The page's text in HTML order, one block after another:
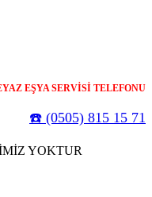
EŞYA SERVİSİ TELEFONU
☎️ (0505) 815 15 71
YOKTUR